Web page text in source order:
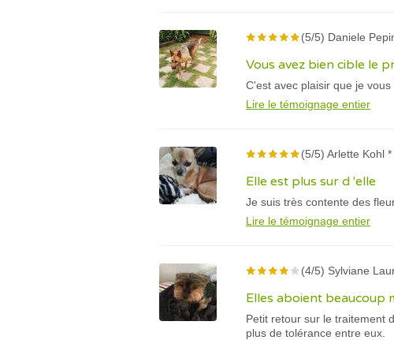
(5/5) Daniele
Vous avez bien cible le
C'est avec plaisir que je
Lire le témoignage entier
(5/5) Arlette Kohl *
Elle est plus sur d 'elle
Je suis très contente des
Lire le témoignage entier
(4/5) Sylviane
Elles aboient beaucoup
Petit retour sur le traitement
plus de tolérance entre eux.